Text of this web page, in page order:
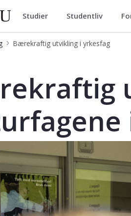
og
Studier Studentliv
Bærekraftig utvikling i yrkesfag